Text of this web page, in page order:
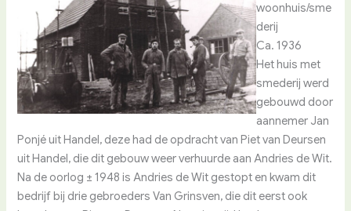
woonhuis/sme
derij
Ca. 1936
Het huis met
smederij werd
gebouwd door
aannemer Jan
Ponjé uit Handel, deze had de opdracht van Piet van Deursen
uit Handel, die dit gebouw weer verhuurde aan Andries de Wit.
Na de oorlog ± 1948 is Andries de Wit gestopt en kwam dit
bedrijf bij drie gebroeders Van Grinsven, die dit eerst ook